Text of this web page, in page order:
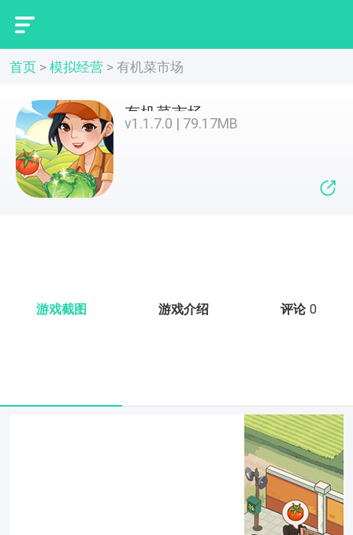
首页 >模拟经营 >有机菜市场
有机菜市场
v1.1.7.0 | 79.17MB
游戏截图 游戏介绍 评论 0